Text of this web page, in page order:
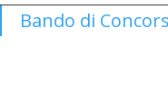
Bando di